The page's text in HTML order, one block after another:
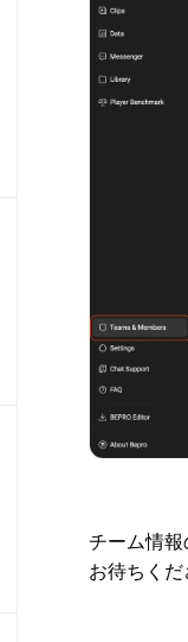
チーム情
お待ちくだ